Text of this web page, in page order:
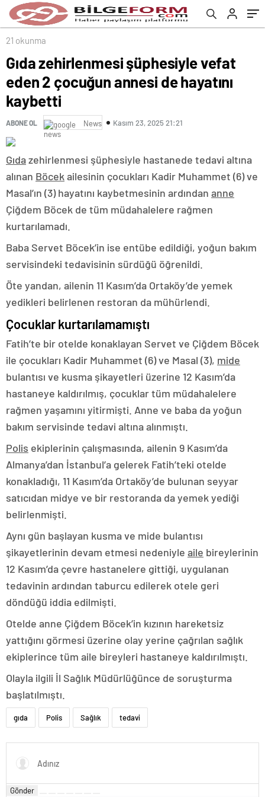
21 okunma
Gıda zehirlenmesi şüphesiyle vefat
eden 2 çocuğun annesi de hayatını
kaybetti
ABONE OL News Kasım 23, 2025 21:21
Gıdazehirlenmesi şüphesiyle hastanede tedavi altına
alınan Böcek ailesinin çocukları Kadir Muhammet (6) ve
Masal’ın (3) hayatını kaybetmesinin ardından anne
Çiğdem Böcek de tüm müdahalelere rağmen
kurtarılamadı.
Baba Servet Böcek’in ise entübe edildiği, yoğun bakım
servisindeki tedavisinin sürdüğü öğrenildi.
Öte yandan, ailenin 11 Kasım’da Ortaköy’de yemek
yedikleri belirlenen restoran da mühürlendi.
Çocuklar kurtarılamamıştı
Fatih’te bir otelde konaklayan Servet ve Çiğdem Böcek
ile çocukları Kadir Muhammet (6) ve Masal (3), mide
bulantısı ve kusma şikayetleri üzerine 12 Kasım’da
hastaneye kaldırılmış, çocuklar tüm müdahalelere
rağmen yaşamını yitirmişti. Anne ve baba da yoğun
bakım servisinde tedavi altına alınmıştı.
Polis ekiplerinin çalışmasında, ailenin 9 Kasım’da
Almanya’dan İstanbul’a gelerek Fatih’teki otelde
konakladığı, 11 Kasım’da Ortaköy’de bulunan seyyar
satıcıdan midye ve bir restoranda da yemek yediği
belirlenmişti.
Aynı gün başlayan kusma ve mide bulantısı
şikayetlerinin devam etmesi nedeniyle aile bireylerinin
12 Kasım’da çevre hastanelere gittiği, uygulanan
tedavinin ardından taburcu edilerek otele geri
döndüğü iddia edilmişti.
Otelde anne Çiğdem Böcek’in kızının hareketsiz
yattığını görmesi üzerine olay yerine çağrılan sağlık
ekiplerince tüm aile bireyleri hastaneye kaldırılmıştı.
Olayla ilgili İl Sağlık Müdürlüğünce de soruşturma
başlatılmıştı.
gıda Polis Sağlık tedavi
Gönder